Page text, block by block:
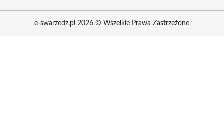
e-swarzedz.pl 2026 © Wszelkie Prawa Zastrzeżone